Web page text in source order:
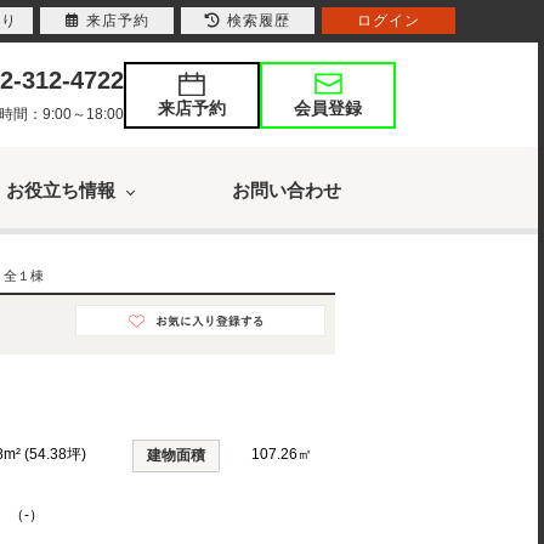
312-4722
間：9:00～18:00 来店予約 会員登録
お役立ち情報 お問い合わせ
１棟
(54.38坪) 建物面積 107.26㎡
-）
来店予約 検索履歴 ログイン